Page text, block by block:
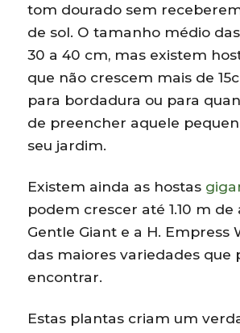
tom dourado sem
de sol. O tamanho médio das
30 a 40 cm, mas existem
que não crescem mais de
para bordadura ou para
de preencher aquele
seu jardim.
Existem ainda as hostas
podem crescer até 1.10 m de
Gentle Giant e a H. Empress
das maiores variedades que
encontrar.
Estas plantas criam um